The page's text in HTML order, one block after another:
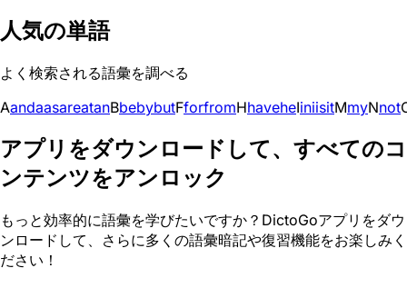
人気の単語
よく検索される語彙を調べる
AandaasareatanBbebybutFforfromHhaveheIiniisitMmyNnot
アプリをダウンロードして、すべてのコ
ンテンツをアンロック
もっと効率的に語彙を学びたいですか？DictoGoアプリをダウ
ンロードして、さらに多くの語彙暗記や復習機能をお楽しみく
ださい！